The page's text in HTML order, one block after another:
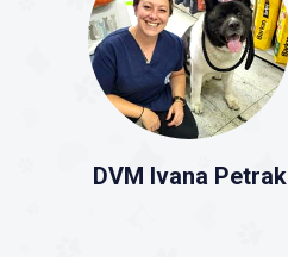
DVM Ivana Petrak